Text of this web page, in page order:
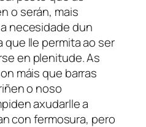
o serán, mais
necesidade dun
que lle permita ao ser
en plenitude. As
máis que barras
o noso
axudarlle a
con fermosura, pero